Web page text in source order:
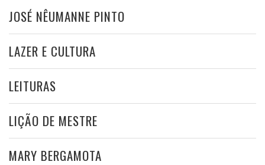
JOSÉ NÊUMANNE PINTO
LAZER E CULTURA
LEITURAS
LIÇÃO DE MESTRE
MARY BERGAMOTA